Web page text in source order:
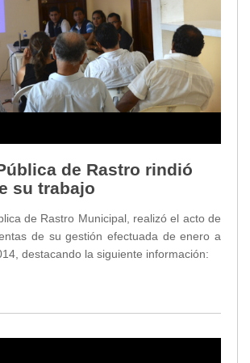
de Rastro rindió
su trabajo
de Rastro Municipal, realizó el acto de
de su gestión efectuada de enero a
destacando la siguiente información: